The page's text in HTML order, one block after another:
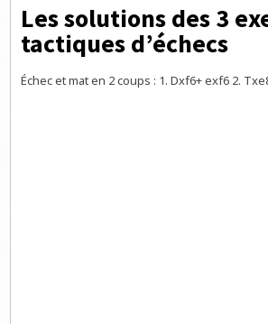
Les solutions des 3
tactiques d’échecs
Échec et mat en 2 coups : 1. Dxf6+ exf6 2.